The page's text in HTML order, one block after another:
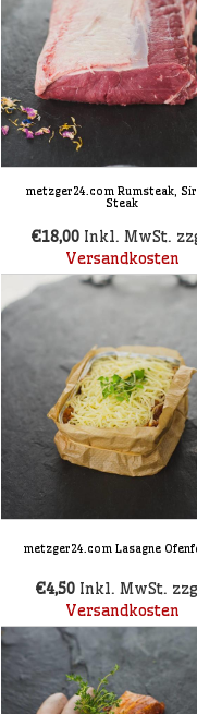
metzger24.com Rumsteak,
Steak
€18,00 Inkl. MwSt.
Versandkosten
metzger24.com Lasagne
€4,50 Inkl. MwSt.
Versandkosten